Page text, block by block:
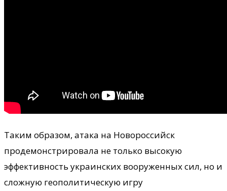
Таким образом, атака на Новороссийск
продемонстрировала не только высокую
эффективность украинских вооруженных сил, но и
сложную геополитическую игру